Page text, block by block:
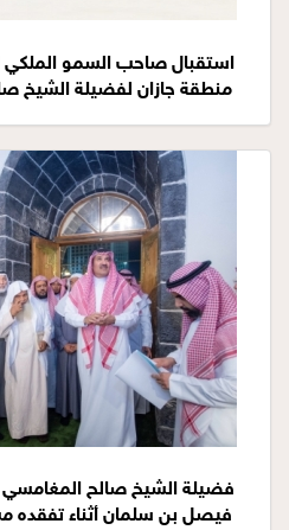
استقبال صاحب السمو الملكي
منطقة جازان لفضيلة الشيخ
فضيلة الشيخ صالح المغامسي
فيصل بن سلمان أثناء تفقده